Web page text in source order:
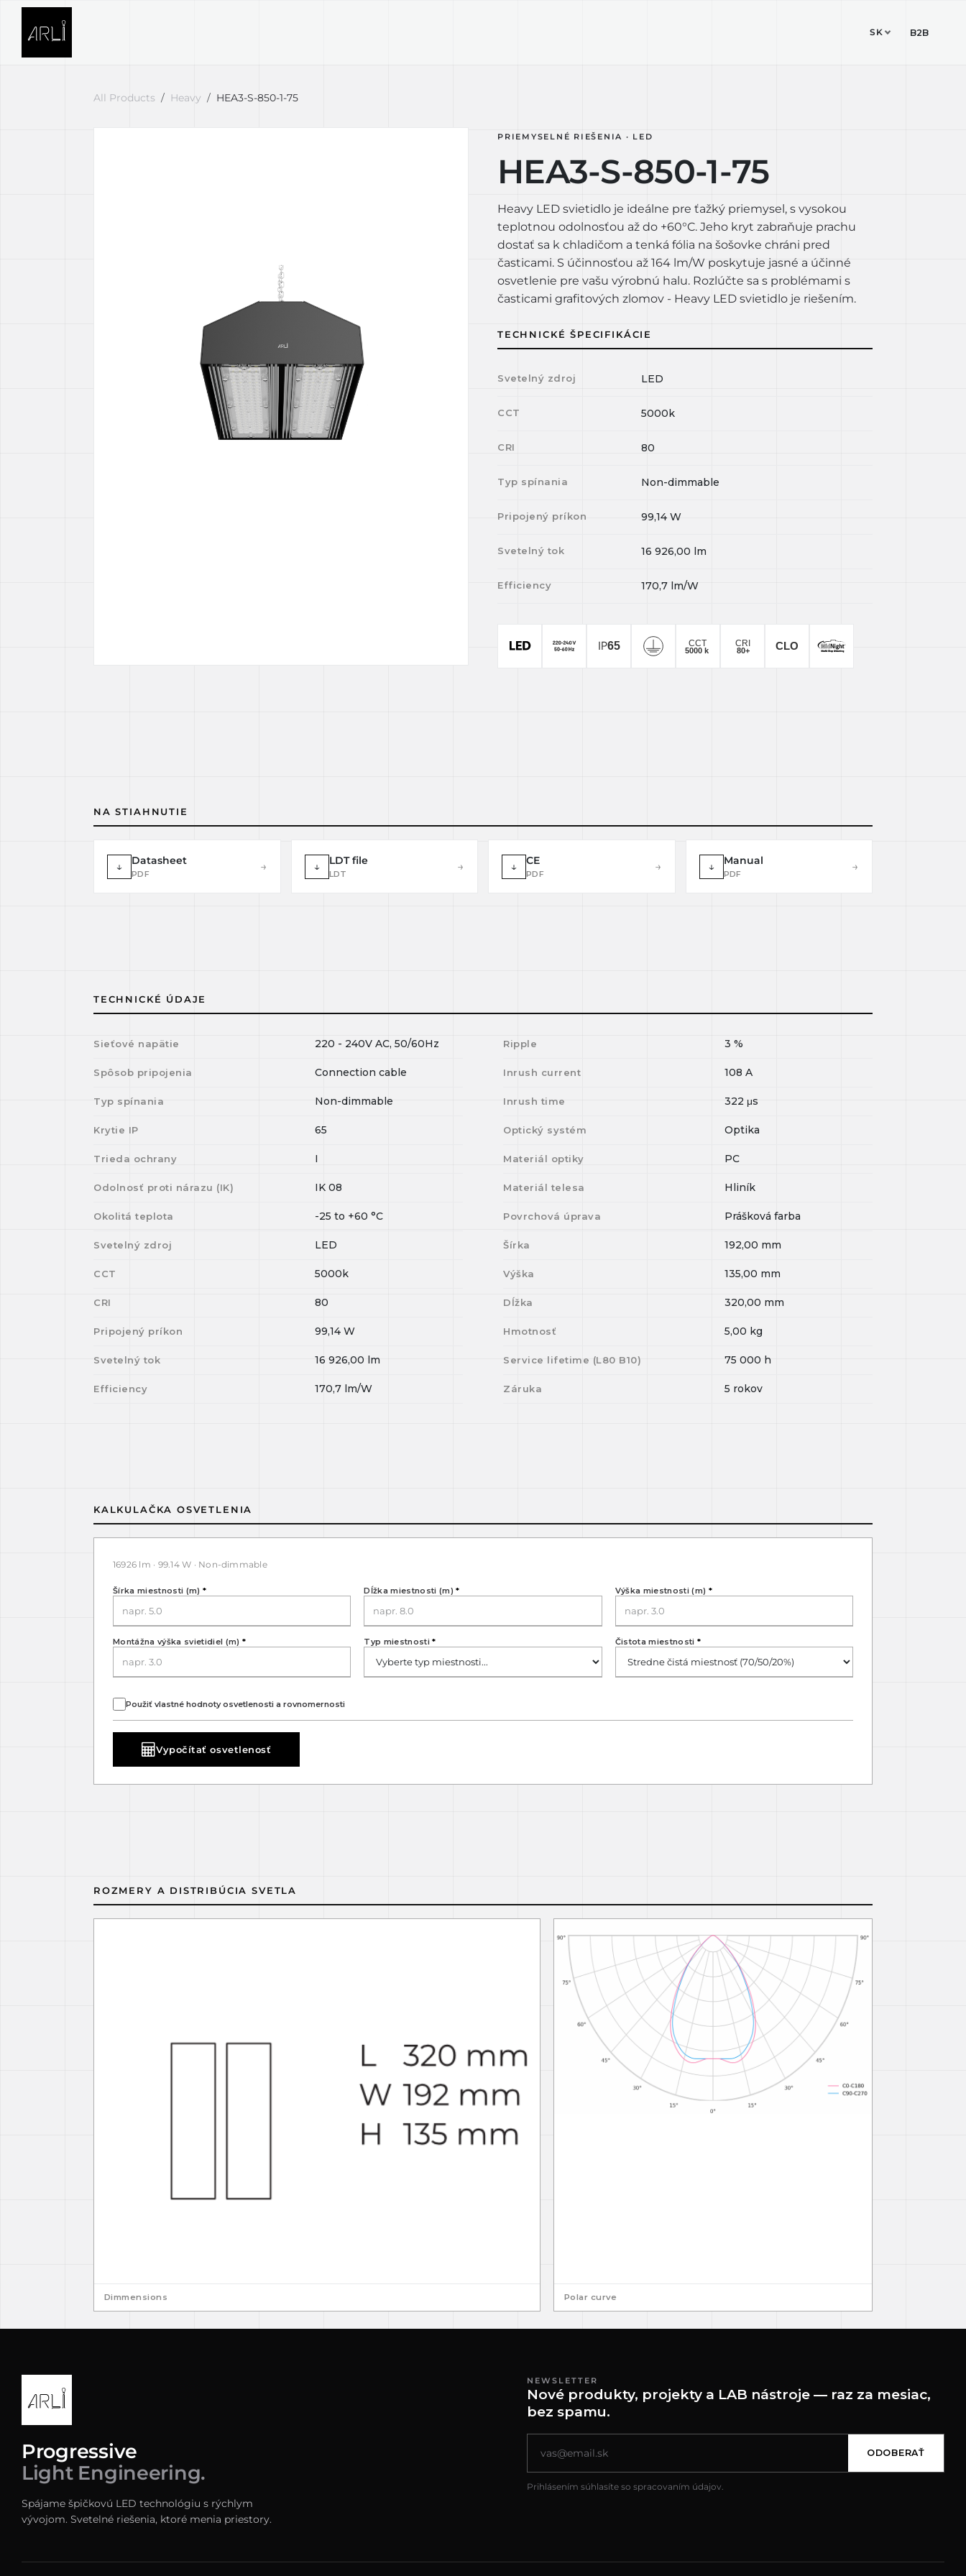
Skip to Content
SK B2B
All Products Heavy HEA3-S-850-1-75
PRIEMYSELNÉ RIEŠENIA · LED
HEA3-S-850-1-75
Heavy LED svietidlo je ideálne pre ťažký priemysel, s vysokou
teplotnou odolnosťou až do +60°C. Jeho kryt zabraňuje prachu
dostať sa k chladičom a tenká fólia na šošovke chráni pred
časticami. S účinnosťou až 164 lm/W poskytuje jasné a účinné
osvetlenie pre vašu výrobnú halu. Rozlúčte sa s problémami s
časticami grafitových zlomov - Heavy LED svietidlo je riešením.
TECHNICKÉ ŠPECIFIKÁCIE
Svetelný zdroj LED
CCT 5000k
CRI 80
Typ spínania Non-dimmable
Pripojený príkon 99,14 W
Svetelný tok 16 926,00 lm
Efficiency 170,7 lm/W
NA STIAHNUTIE
↓ Datasheet
PDF
→ ↓ LDT file
LDT
→ ↓ CE
PDF
→ ↓ Manual
PDF
→
TECHNICKÉ ÚDAJE
Sieťové napätie 220 - 240V AC, 50/60Hz
Spôsob pripojenia Connection cable
Typ spínania Non-dimmable
Krytie IP 65
Trieda ochrany I
Odolnosť proti nárazu (IK) IK 08
Okolitá teplota -25 to +60 °C
Svetelný zdroj LED
CCT 5000k
CRI 80
Pripojený príkon 99,14 W
Svetelný tok 16 926,00 lm
Efficiency 170,7 lm/W
Ripple 3 %
Inrush current 108 A
Inrush time 322 μs
Optický systém Optika
Materiál optiky PC
Materiál telesa Hliník
Povrchová úprava Prášková farba
Šírka 192,00 mm
Výška 135,00 mm
Dĺžka 320,00 mm
Hmotnosť 5,00 kg
Service lifetime (L80 B10) 75 000 h
Záruka 5 rokov
KALKULAČKA OSVETLENIA
16926 lm · 99.14 W · Non-dimmable
Šírka miestnosti (m) * Dĺžka miestnosti (m)* Výška miestnosti (m) *
Montážna výška svietidiel (m) * Typ miestnosti*
Použiť vlastné hodnoty osvetlenosti a rovnomernosti
Čistota miestnosti *
Vypočítať osvetlenosť
ROZMERY A DISTRIBÚCIA SVETLA
Dimmensions Polar curve
Progressive
Light Engineering.
Spájame špičkovú LED technológiu s rýchlym
vývojom. Svetelné riešenia, ktoré menia priestory.
NEWSLETTER
Nové produkty, projekty a LAB nástroje — raz za mesiac,
bez spamu.
ODOBERAŤ
Prihlásením súhlasíte so spracovaním údajov.